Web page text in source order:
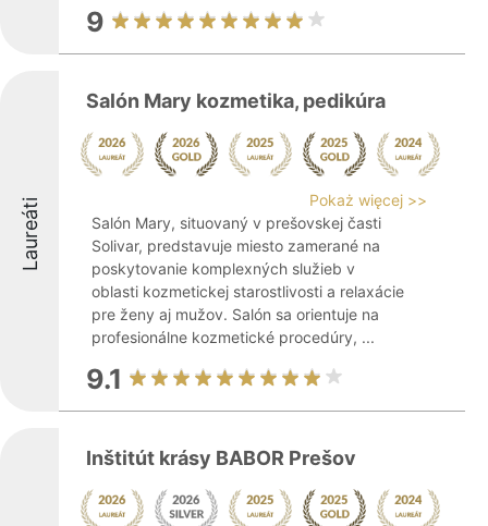
9
Laureáti
Salón Mary kozmetika, pedikúra
Pokaż więcej >>
Salón Mary, situovaný v prešovskej časti
Solivar, predstavuje miesto zamerané na
poskytovanie komplexných služieb v
oblasti kozmetickej starostlivosti a relaxácie
pre ženy aj mužov. Salón sa orientuje na
profesionálne kozmetické procedúry, ...
9.1
Inštitút krásy BABOR Prešov